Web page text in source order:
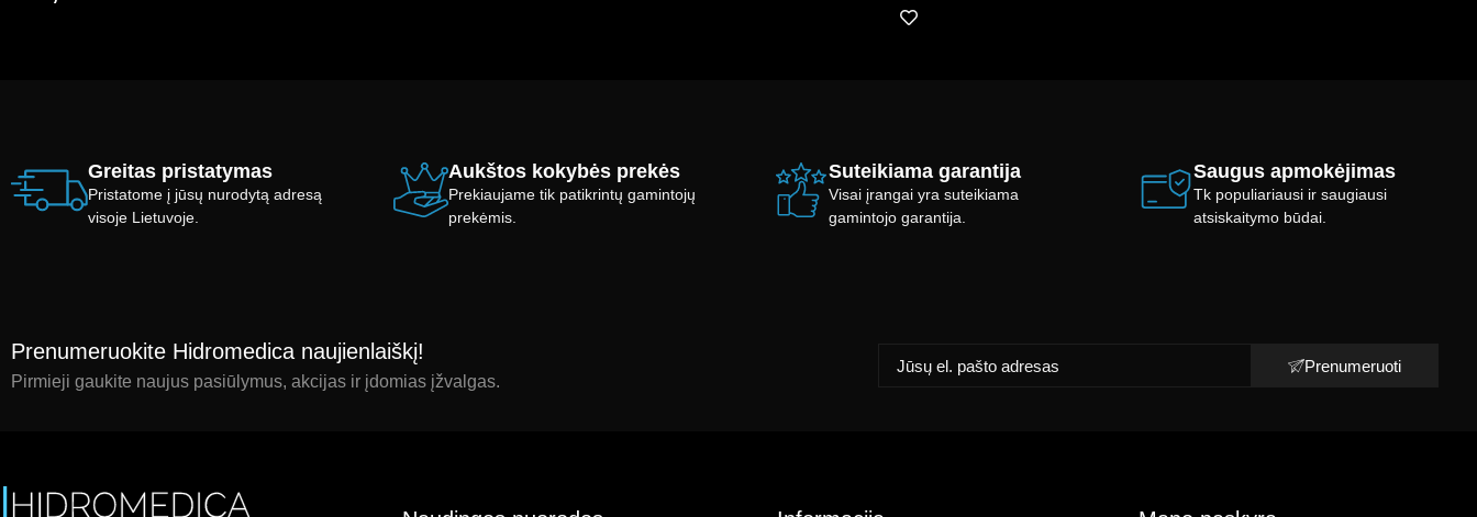
Greitas pristatymas
Pristatome į jūsų nurodytą adresą
visoje Lietuvoje.
Aukštos kokybės prekės
Prekiaujame tik patikrintų gamintojų
prekėmis.
Suteikiama garantija
Visai įrangai yra suteikiama
gamintojo garantija.
Saugus apmokėjimas
Tk populiariausi ir saugiausi
atsiskaitymo būdai.
Prenumeruokite Hidromedica naujienlaiškį!
Pirmieji gaukite naujus pasiūlymus, akcijas ir įdomias įžvalgas.
Prenumeruoti